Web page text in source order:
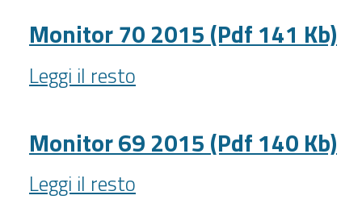
(Pdf
142
Kb)
-
Monitor 70 2015 (Pdf 141 Kb)
Monitor
70
(Pdf
141
Kb)
-
Leggi il resto
Monitor 69 2015 (Pdf 140 Kb)
Monitor
69
Leggi il resto